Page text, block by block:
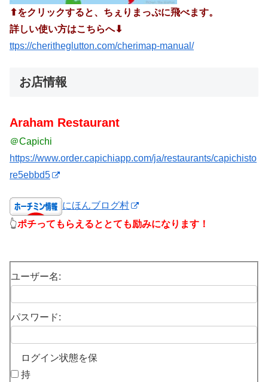
⬆︎をクリックすると、ちぇりまっぷに飛べます。
詳しい使い方はこちらへ⬇︎
ttps://cheritheglutton.com/cherimap-manual/
お店情報
Araham Restaurant
＠Capichi
https://www.order.capichiapp.com/ja/restaurants/capichisto
re5ebbd5
にほんブログ村
👆ポチってもらえるととても励みになります！
ユーザー名:
パスワード:
ログイン状態を保
持